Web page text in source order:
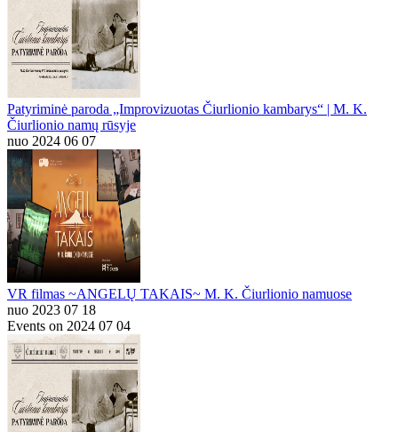
Patyriminė paroda „Improvizuotas Čiurlionio kambarys“ | M. K.
Čiurlionio namų rūsyje
nuo 2024 06 07
VR filmas ~ANGELŲ TAKAIS~ M. K. Čiurlionio namuose
nuo 2023 07 18
Events on 2024 07 04